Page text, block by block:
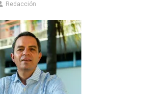
Redacción